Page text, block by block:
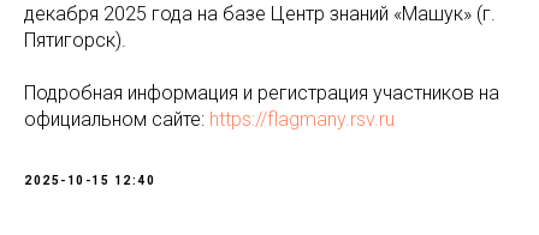
декабря 2025 года на базе Центр знаний «Машук» (г.
Пятигорск).
Подробная информация и регистрация участников на
официальном сайте: https://flagmany.rsv.ru
2025-10-15 12:40